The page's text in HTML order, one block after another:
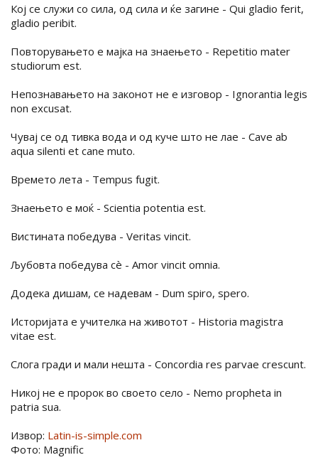
Кој се служи со сила, од сила и ќе загине - Qui gladio ferit,
gladio peribit.
Повторувањето е мајка на знаењето - Repetitio mater
studiorum est.
Непознавањето на законот не е изговор - Ignorantia legis
non excusat.
Чувај се од тивка вода и од куче што не лае - Cave ab
aqua silenti et cane muto.
Времето лета - Tempus fugit.
Знаењето е моќ - Scientia potentia est.
Вистината победува - Veritas vincit.
Љубовта победува сè - Amor vincit omnia.
Додека дишам, се надевам - Dum spiro, spero.
Историјата е учителка на животот - Historia magistra
vitae est.
Слога гради и мали нешта - Concordia res parvae crescunt.
Никој не е пророк во своето село - Nemo propheta in
patria sua.
Извор: Latin-is-simple.com
Фото: Magnific